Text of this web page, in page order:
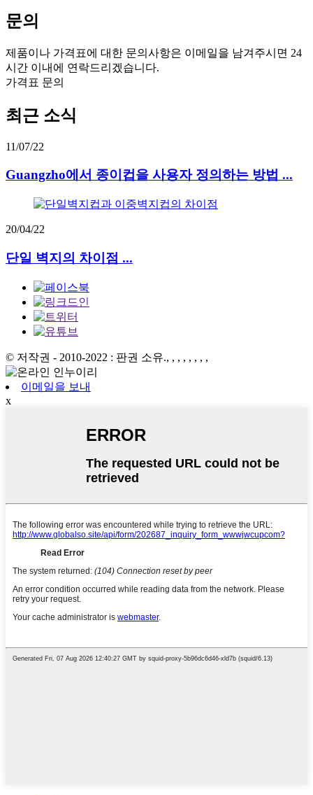
문의
제품이나 가격표에 대한 문의사항은 이메일을 남겨주시면 24
시간 이내에 연락드리겠습니다.
가격표 문의
최근 소식
11/07/22
Guangzho에서 종이컵을 사용자 정의하는 방법 ...
20/04/22
단일 벽지의 차이점 ...
© 저작권 - 2010-2022 : 판권 소유., , , , , , , ,
이메일을 보내
x